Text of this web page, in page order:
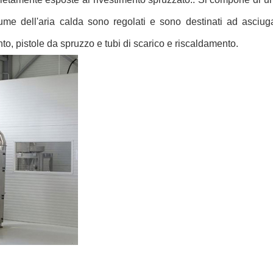
dell'aria calda sono regolati e sono destinati ad
pistole da spruzzo e tubi di scarico e riscaldamento.